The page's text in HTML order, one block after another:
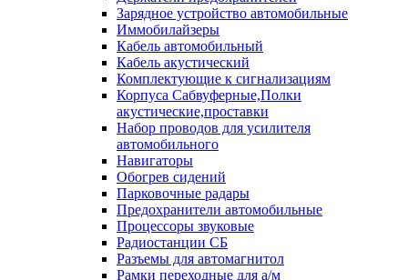
Зарядное устройство автомобильные
Иммобилайзеры
Кабель автомобильный
Кабель акустический
Комплектующие к сигнализациям
Корпуса Сабвуферные,Полки
акустические,проставки
Набор проводов для усилителя
автомобильного
Навигаторы
Обогрев сидений
Парковочные радары
Предохранители автомобильные
Процессоры звуковые
Радиостанции СБ
Разъемы для автомагнитол
Рамки переходные для а/м